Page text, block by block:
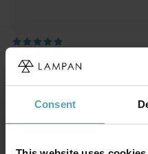
Consent
Cato 5 spotlight
Rek. 3 999 kr